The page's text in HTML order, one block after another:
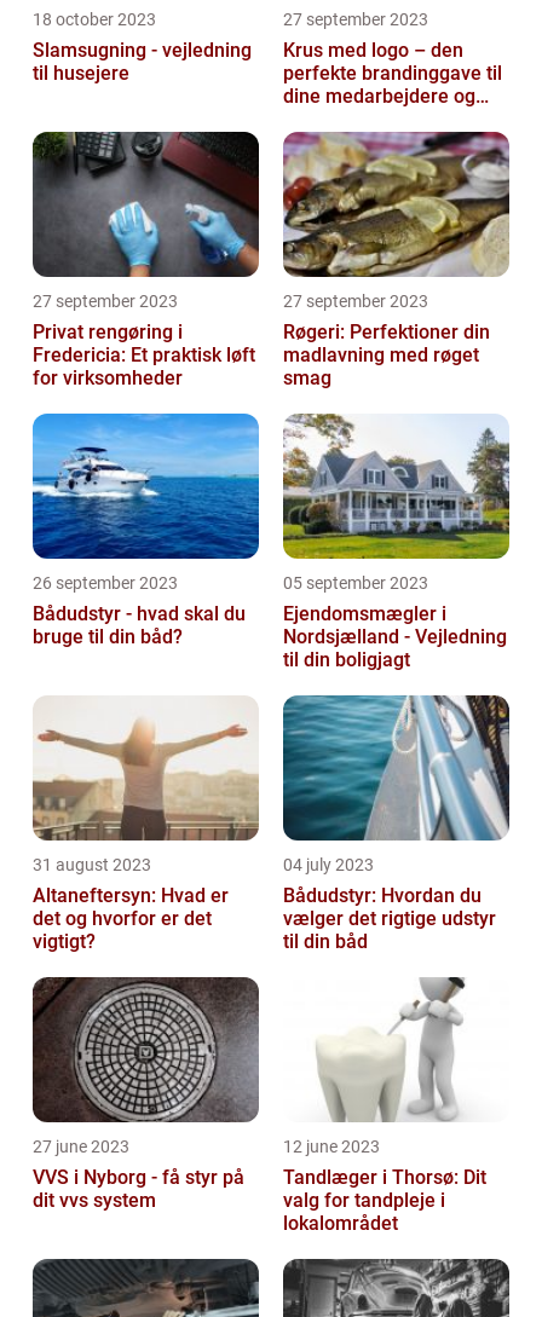
18 october 2023
Slamsugning - vejledning
til husejere
27 september 2023
Krus med logo – den
perfekte brandinggave til
dine medarbejdere og
27 september 2023
Privat rengøring i
Fredericia: Et praktisk løft
for virksomheder
27 september 2023
Røgeri: Perfektioner din
madlavning med røget
smag
26 september 2023
Bådudstyr - hvad skal du
bruge til din båd?
05 september 2023
Ejendomsmægler i
Nordsjælland - Vejledning
til din boligjagt
31 august 2023
Altaneftersyn: Hvad er
det og hvorfor er det
vigtigt?
04 july 2023
Bådudstyr: Hvordan du
vælger det rigtige udstyr
til din båd
27 june 2023
VVS i Nyborg - få styr på
dit vvs system
12 june 2023
Tandlæger i Thorsø: Dit
valg for tandpleje i
lokalområdet